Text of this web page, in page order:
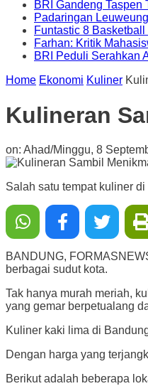
BRI Gandeng
Padaringan
Funtastic 8
Farhan: Kritik
BRI Peduli Serahkan
Home Ekonomi Kuliner
Kulineran
on: Ahad/Minggu, 8
Salah satu tempat kuliner
BANDUNG,
berbagai sudut kota.
Tak hanya murah meriah,
yang gemar berpetualang
Kuliner kaki lima di
Dengan harga yang
Berikut adalah beberapa